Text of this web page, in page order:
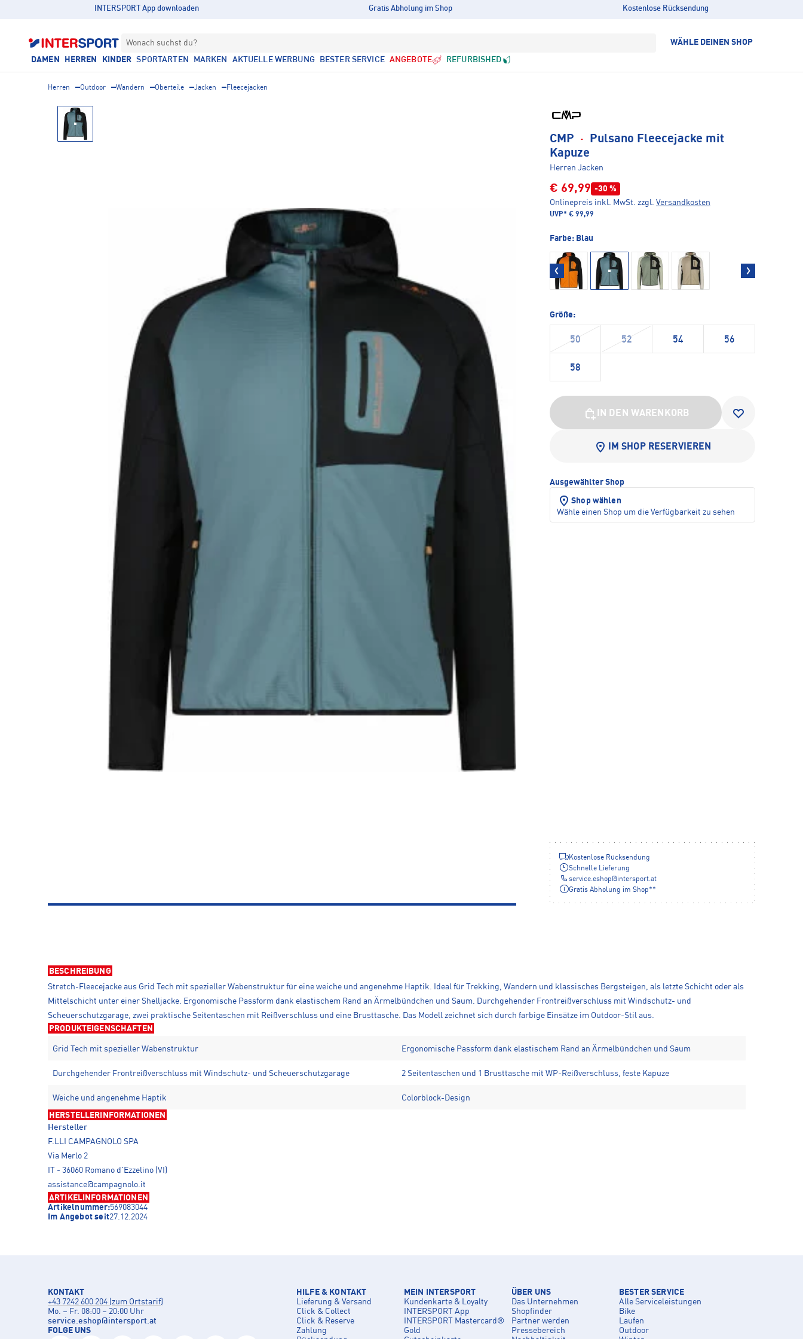
INTERSPORT App downloaden Gratis Abholung im Shop Kostenlose Rücksendung
Wonach suchst du? WÄHLE DEINEN SHOP
DAMEN HERREN KINDER SPORTARTEN MARKEN AKTUELLE WERBUNG BESTER SERVICE ANGEBOTE REFURBISHED
Herren Outdoor Wandern Oberteile Jacken Fleecejacken
CMP ·
Pulsano Fleecejacke mit
Kapuze
Herren Jacken
€ 69,99 -30 %
Onlinepreis inkl. MwSt.
zzgl. Versandkosten
UVP* € 99,99
Farbe: Blau
Größe:
50 52 54 56
58
IN DEN WARENKORB
IM SHOP RESERVIEREN
Ausgewählter Shop
Shop wählen
Wähle einen Shop um die Verfügbarkeit zu sehen
Kostenlose Rücksendung
Schnelle Lieferung
service.eshop@intersport.at
Gratis Abholung im Shop**
BESCHREIBUNG
Stretch-Fleecejacke aus Grid Tech mit spezieller Wabenstruktur für eine weiche und angenehme Haptik. Ideal für Trekking, Wandern und klassisches Bergsteigen, als letzte Schicht oder als
Mittelschicht unter einer Shelljacke. Ergonomische Passform dank elastischem Rand an Ärmelbündchen und Saum. Durchgehender Frontreißverschluss mit Windschutz- und
Scheuerschutzgarage, zwei praktische Seitentaschen mit Reißverschluss und eine Brusttasche. Das Modell zeichnet sich durch farbige Einsätze im Outdoor-Stil aus.
PRODUKTEIGENSCHAFTEN
Grid Tech mit spezieller Wabenstruktur Ergonomische Passform dank elastischem Rand an Ärmelbündchen und Saum
Durchgehender Frontreißverschluss mit Windschutz- und Scheuerschutzgarage 2 Seitentaschen und 1 Brusttasche mit WP-Reißverschluss, feste Kapuze
Weiche und angenehme Haptik Colorblock-Design
HERSTELLERINFORMATIONEN
Hersteller
F.LLI CAMPAGNOLO SPA
Via Merlo 2
IT - 36060 Romano d'Ezzelino (VI)
assistance@campagnolo.it
ARTIKELINFORMATIONEN
Artikelnummer:569083044
Im Angebot seit27.12.2024
KONTAKT
+43 7242 600 204 (zum Ortstarif)
Mo. – Fr. 08:00 – 20:00 Uhr
service.eshop@intersport.at
FOLGE UNS
HILFE & KONTAKT
Lieferung & Versand
Click & Collect
Click & Reserve
Zahlung
MEIN INTERSPORT
Kundenkarte & Loyalty
INTERSPORT App
INTERSPORT Mastercard®
Gold
ÜBER UNS
Das Unternehmen
Shopfinder
Partner werden
Pressebereich
BESTER SERVICE
Alle Serviceleistungen
Bike
Laufen
Outdoor